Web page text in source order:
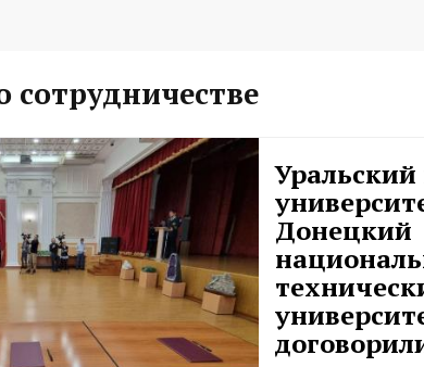
сотрудничестве
Донецкий